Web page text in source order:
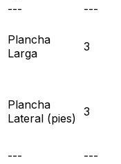
---
---
Plancha
Larga
3
Plancha
Lateral (pies) 3
---
---